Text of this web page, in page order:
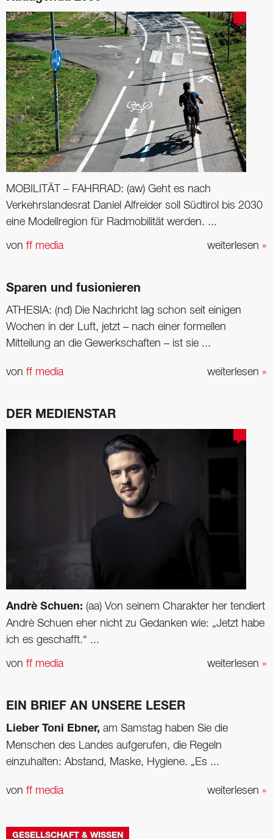
MOBILITÄT – FAHRRAD: (aw) Geht es nach
Verkehrslandesrat Daniel Alfreider soll Südtirol bis 2030
eine Modellregion für Radmobilität werden. ...
weiterlesen »
von ff media
Sparen und fusionieren
ATHESIA: (nd) Die Nachricht lag schon seit einigen
Wochen in der Luft, jetzt – nach einer formellen
Mitteilung an die Gewerkschaften – ist sie ...
weiterlesen »
von ff media
DER MEDIENSTAR
Andrè Schuen: (aa) Von seinem Charakter her tendiert
Andrè Schuen eher nicht zu Gedanken wie: „Jetzt habe
ich es geschafft.“ ...
weiterlesen »
von ff media
EIN BRIEF AN UNSERE LESER
Lieber Toni Ebner, am Samstag haben Sie die
Menschen des Landes aufgerufen, die Regeln
einzuhalten: Abstand, Maske, Hygiene. „Es ...
weiterlesen »
von ff media
GESELLSCHAFT & WISSEN